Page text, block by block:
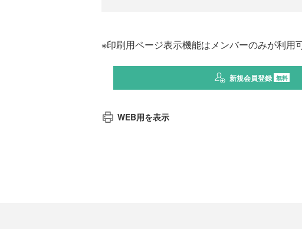
※印刷用ページ表示機能はメンバーのみが利用
新規会員登録 無料
WEB用を表示